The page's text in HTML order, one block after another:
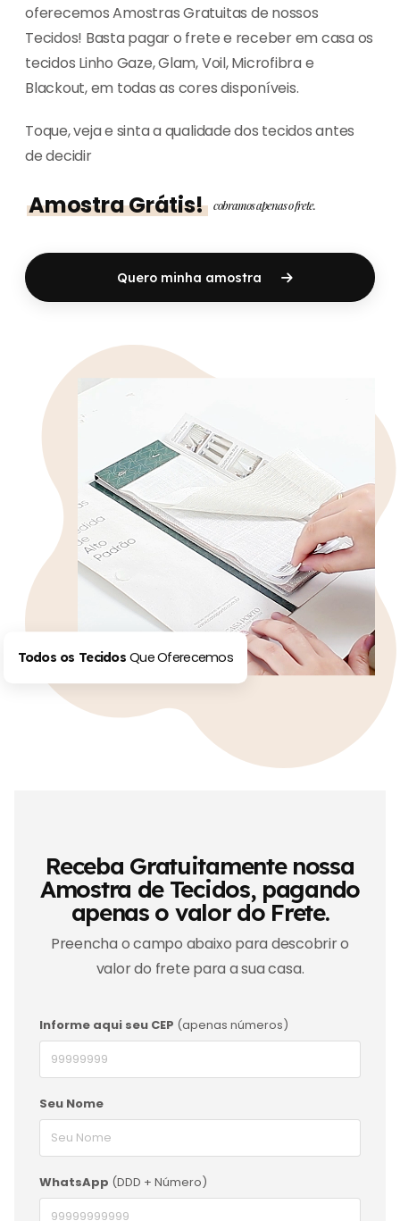
oferecemos Amostras Gratuitas de nossos
Tecidos! Basta pagar o frete e receber em casa os
tecidos Linho Gaze, Glam, Voil, Microfibra e
Blackout, em todas as cores disponíveis.
Toque, veja e sinta a qualidade dos tecidos antes
de decidir
Amostra Grátis! cobramos apenas o frete.
Quero minha amostra
Todos os Tecidos Que Oferecemos
Receba Gratuitamente nossa
Amostra de Tecidos, pagando
apenas o valor do Frete.
Preencha o campo abaixo para descobrir o
valor do frete para a sua casa.
Informe aqui seu CEP (apenas números)
Seu Nome
WhatsApp (DDD + Número)